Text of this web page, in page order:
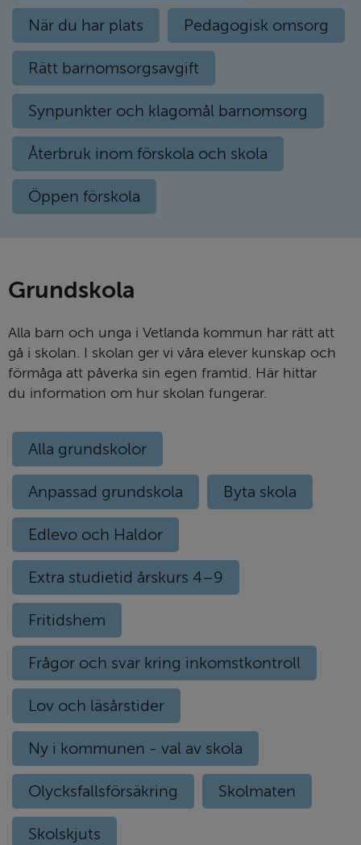
När du har plats Pedagogisk omsorg
Rätt barnomsorgsavgift
Synpunkter och klagomål barnomsorg
Återbruk inom förskola och skola
Öppen förskola
Grund­skola
Alla barn och unga i Vetlanda kommun har rätt att
gå i skolan. I skolan ger vi våra elever kunskap och
förmåga att påverka sin egen framtid. Här hittar
du information om hur skolan fungerar.
Alla grundskolor
Anpassad grundskola Byta skola
Edlevo och Haldor
Extra studietid årskurs 4–9
Fritidshem
Frågor och svar kring inkomstkontroll
Lov och läsårstider
Ny i kommunen - val av skola
Olycksfallsförsäkring Skolmaten
Skolskjuts